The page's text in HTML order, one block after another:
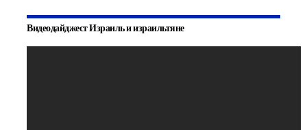
Видеодайджест Израиль и израильтяне